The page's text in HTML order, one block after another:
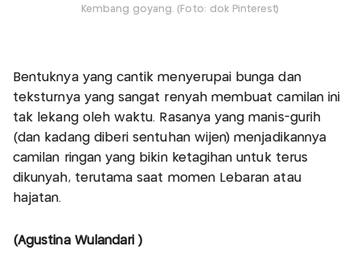
Kembang goyang. (Foto: dok Pinterest)
Bentuknya yang cantik menyerupai bunga dan
teksturnya yang sangat renyah membuat camilan ini
tak lekang oleh waktu. Rasanya yang manis-gurih
(dan kadang diberi sentuhan wijen) menjadikannya
camilan ringan yang bikin ketagihan untuk terus
dikunyah, terutama saat momen Lebaran atau
hajatan.
(Agustina Wulandari )